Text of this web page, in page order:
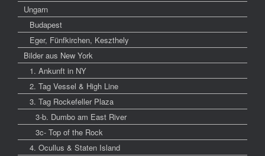
Ungarn
Budapest
Eger, Fünfkirchen, Keszthely
Bilder aus New York
1. Ankunft in NY
2. Tag Vessel & High Line
3. Tag Rockefeller Plaza
3-b. Dumbo am East River
3c- Top of the Rock
4. Ocullus & Staten Island